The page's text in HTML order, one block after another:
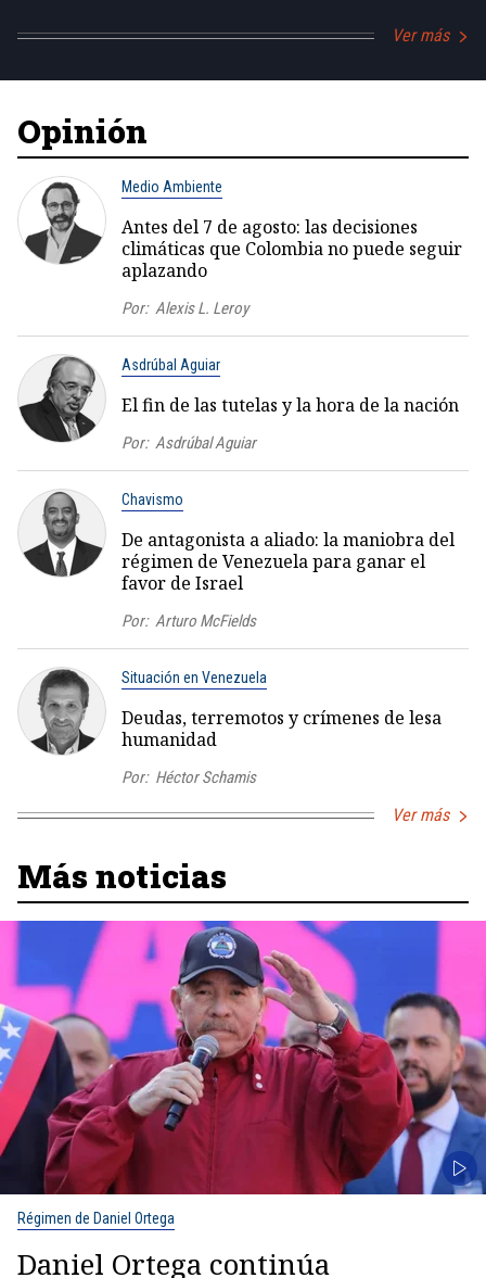
Ver más
Opinión
Medio Ambiente
Antes del 7 de agosto: las decisiones
climáticas que Colombia no puede seguir
aplazando
Por: Alexis L. Leroy
Asdrúbal Aguiar
El fin de las tutelas y la hora de la nación
Por: Asdrúbal Aguiar
Chavismo
De antagonista a aliado: la maniobra del
régimen de Venezuela para ganar el
favor de Israel
Por: Arturo McFields
Situación en Venezuela
Deudas, terremotos y crímenes de lesa
humanidad
Por: Héctor Schamis
Ver más
Más noticias
Régimen de Daniel Ortega
Daniel Ortega continúa